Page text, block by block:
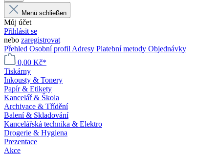
Menü schließen
Můj účet
Přihlásit se
nebo zaregistrovat
Přehled Osobní profil Adresy Platební metody Objednávky
0,00 Kč*
Tiskárny
Inkousty & Tonery
Papír & Etikety
Kancelář & Škola
Archivace & Třídění
Balení & Skladování
Kancelářská technika & Elektro
Drogerie & Hygiena
Prezentace
Akce